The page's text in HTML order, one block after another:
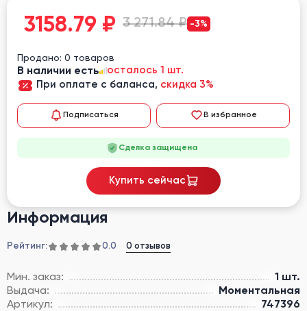
Информация
Рейтинг: 0.0 0 отзывов
Мин. заказ:
1 шт.
Выдача:
Моментальная
Артикул:
747396
3158.79 ₽ 3 271.84 ₽ -3%
Продано: 0 товаров
В наличии есть
осталось 1 шт.
При оплате с баланса, скидка 3%
Подписаться В избранное
Сделка защищена
Купить сейчас